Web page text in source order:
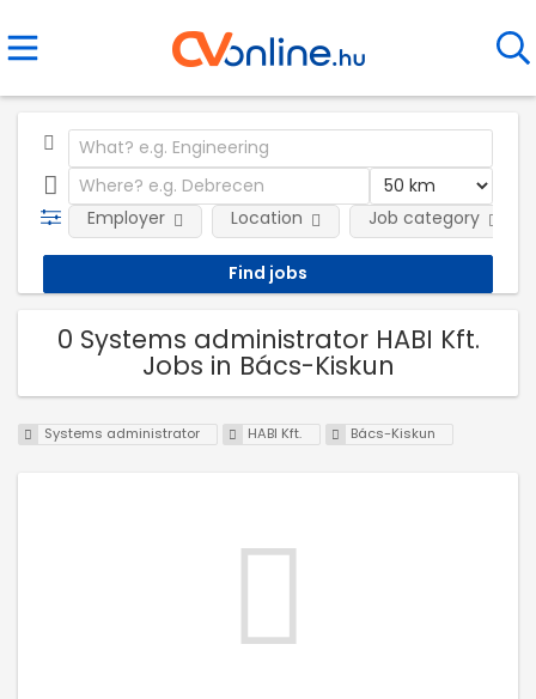
Employer Location Job category
0 Systems administrator HABI Kft.
Jobs in Bács-Kiskun
Systems administrator HABI Kft. Bács-Kiskun